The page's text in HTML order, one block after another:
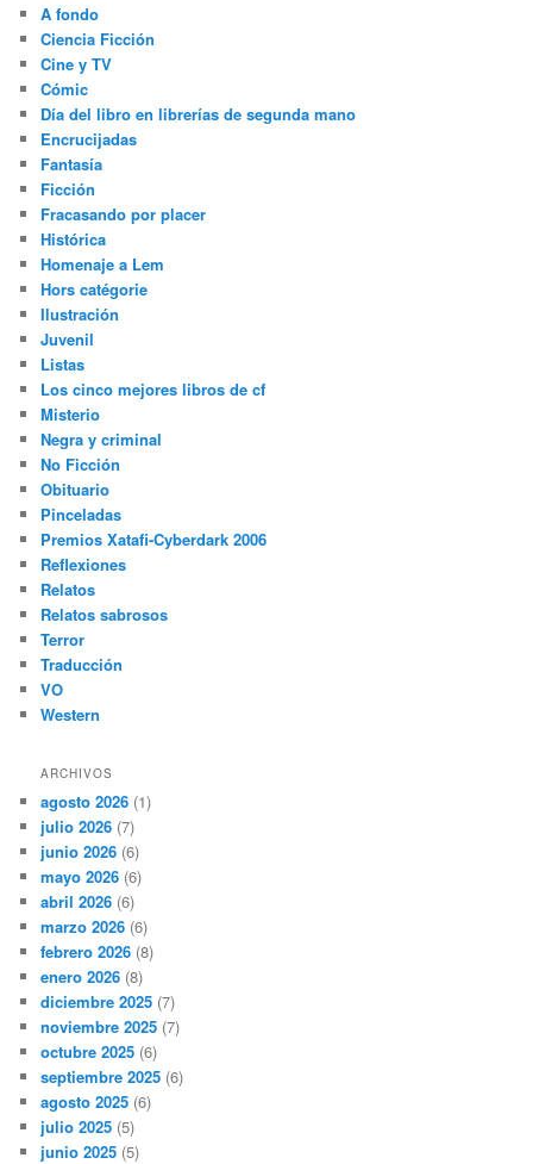
A fondo
Ciencia Ficción
Cine y TV
Cómic
Día del libro en librerías de segunda mano
Encrucijadas
Fantasía
Ficción
Fracasando por placer
Histórica
Homenaje a Lem
Hors catégorie
Ilustración
Juvenil
Listas
Los cinco mejores libros de cf
Misterio
Negra y criminal
No Ficción
Obituario
Pinceladas
Premios Xatafi-Cyberdark 2006
Reflexiones
Relatos
Relatos sabrosos
Terror
Traducción
VO
Western
ARCHIVOS
agosto 2026 (1)
julio 2026 (7)
junio 2026 (6)
mayo 2026 (6)
abril 2026 (6)
marzo 2026 (6)
febrero 2026 (8)
enero 2026 (8)
diciembre 2025 (7)
noviembre 2025 (7)
octubre 2025 (6)
septiembre 2025 (6)
agosto 2025 (6)
julio 2025 (5)
junio 2025 (5)